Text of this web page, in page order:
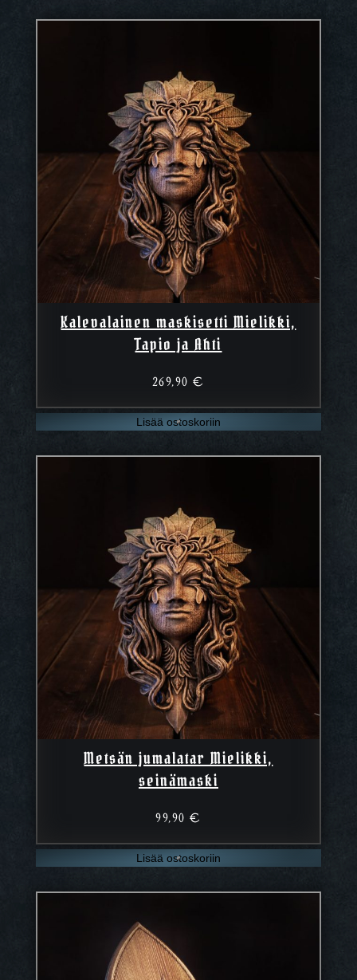
Kalevalainen maskisetti Mielikki,
Tapio ja Ahti
269,90€
Lisää ostoskoriin
Metsän jumalatar Mielikki,
seinämaski
99,90€
Lisää ostoskoriin